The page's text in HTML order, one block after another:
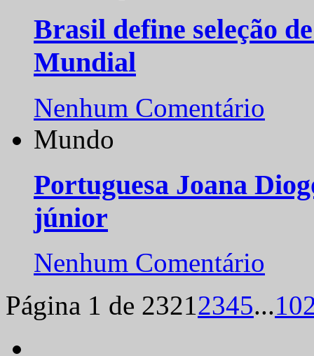
Brasil define seleção
Mundial
Nenhum Comentário
Mundo
Portuguesa Joana
júnior
Nenhum Comentário
Página 1 de 23212345...10